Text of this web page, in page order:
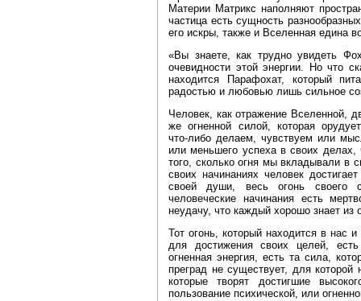
Материи Матрикс наполняют
частица есть сущность
его искры, также и Вселенная едина
«Вы знаете, как трудно увидеть
очевидности этой энергии. Но что
находится Парафохат, который
радостью и любовью лишь сильное
Человек, как отражение Вселенной,
же огненной силой, которая
что‑либо делаем, чувствуем или
или меньшего успеха в своих
того, сколько огня мы вкладывали в
своих начинаниях человек
своей души, весь огонь своего
человеческие начинания есть
неудачу, что каждый хорошо знает из
Тот огонь, который находится в нас
для достижения своих целей, есть
огненная энергия, есть та сила,
преград не существует, для
которые творят достигшие
пользование психической, или